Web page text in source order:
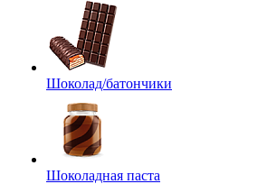
Шоколад/батончики
Шоколадная паста